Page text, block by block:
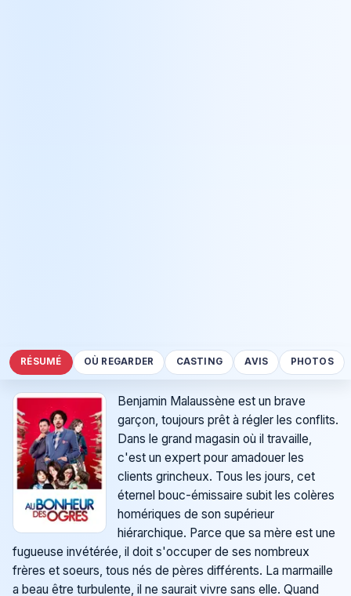
RÉSUMÉ OÙ REGARDER CASTING AVIS PHOTOS
Benjamin Malaussène est un brave
garçon, toujours prêt à régler les conflits.
Dans le grand magasin où il travaille,
c'est un expert pour amadouer les
clients grincheux. Tous les jours, cet
éternel bouc-émissaire subit les colères
homériques de son supérieur
hiérarchique. Parce que sa mère est une
fugueuse invétérée, il doit s'occuper de ses nombreux
frères et soeurs, tous nés de pères différents. La marmaille
a beau être turbulente, il ne saurait vivre sans elle. Quand